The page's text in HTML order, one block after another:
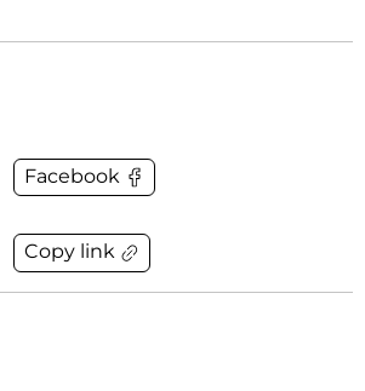
Facebook
Copy link